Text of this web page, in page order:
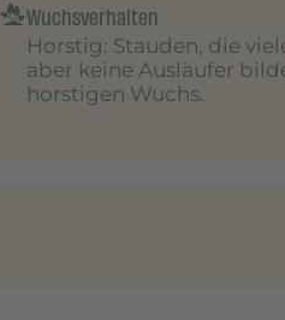
Wuchsverhalten
Horstig: Stauden, die
aber keine Ausläufer
horstigen Wuchs.